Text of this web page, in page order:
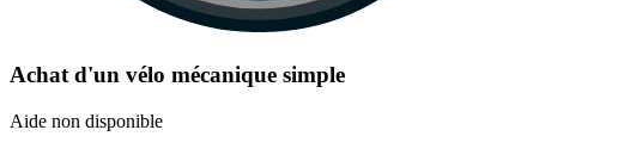
Achat d'un vélo mécanique simple
Aide non disponible